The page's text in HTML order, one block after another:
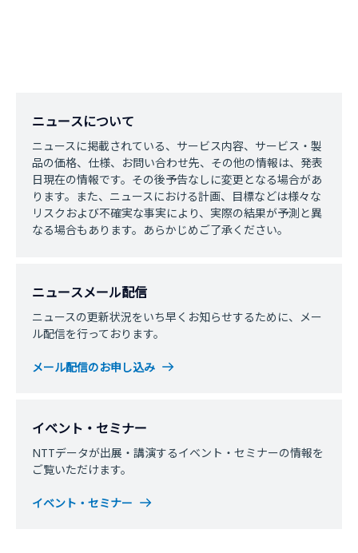
ニュースについて
ニュースに掲載されている、サービス内容、サービス・製
品の価格、仕様、お問い合わせ先、その他の情報は、発表
日現在の情報です。その後予告なしに変更となる場合があ
ります。また、ニュースにおける計画、目標などは様々な
リスクおよび不確実な事実により、実際の結果が予測と異
なる場合もあります。あらかじめご了承ください。
ニュースメール配信
ニュースの更新状況をいち早くお知らせするために、メー
ル配信を行っております。
メール配信のお申し込み
イベント・セミナー
NTTデータが出展・講演するイベント・セミナーの情報を
ご覧いただけます。
イベント・セミナー